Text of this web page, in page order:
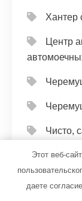
Хантер
Центр
Чисто,
Чистый
Этот веб-
даете